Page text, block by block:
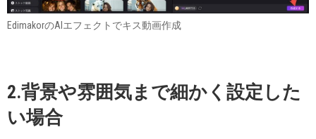
EdimakorのAIエフェクトでキス動画作成
2.背景や雰囲気まで細かく設定した
い場合